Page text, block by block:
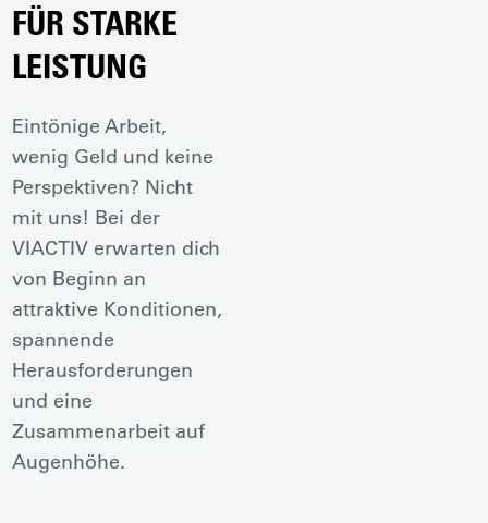
FÜR STARKE
LEISTUNG
Eintönige Arbeit,
wenig Geld und keine
Perspektiven? Nicht
mit uns! Bei der
VIACTIV erwarten dich
von Beginn an
attraktive Konditionen,
spannende
Herausforderungen
und eine
Zusammenarbeit auf
Augenhöhe.